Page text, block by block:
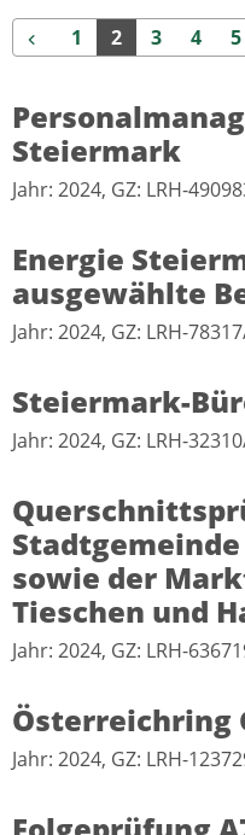
Zurück
1 2 3 4 5
Steiermark
Jahr: 2024, GZ: LRH-
Energie
ausgewählte
Jahr: 2024, GZ: LRH-
Steiermark-
Jahr: 2024, GZ: LRH-
sowie der
Tieschen und
Jahr: 2024, GZ: LRH-
Österreichring
Jahr: 2024, GZ: LRH-